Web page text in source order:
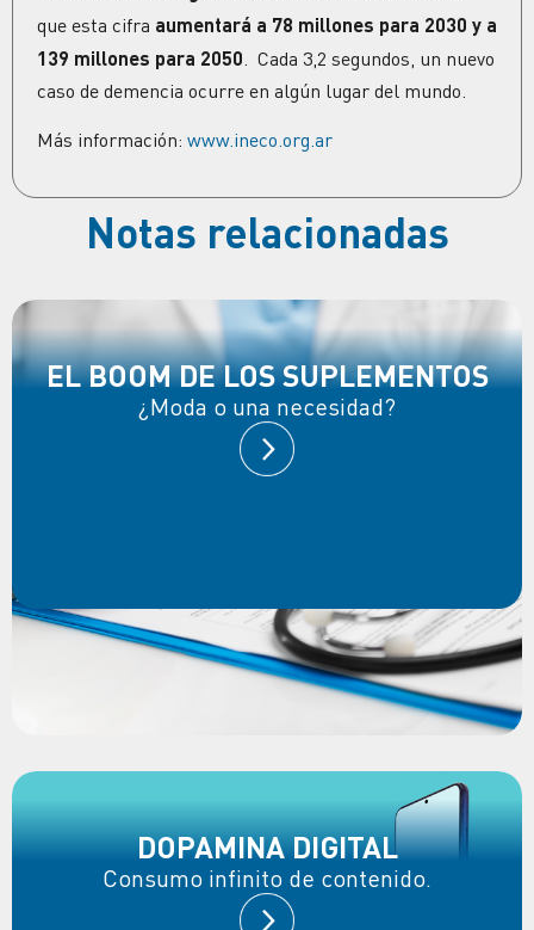
que esta cifra aumentará a 78 millones para 2030 y a
139 millones para 2050 . Cada 3,2 segundos, un nuevo
caso de demencia ocurre en algún lugar del mundo.
Más información: www.ineco.org.ar
Notas relacionadas
EL BOOM DE LOS SUPLEMENTOS
¿Moda o una necesidad?
DOPAMINA DIGITAL
Consumo infinito de contenido.